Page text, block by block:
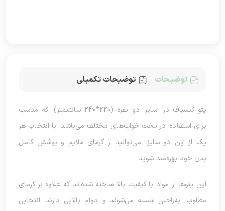
توضیحات توضیحات تکمیلی
پتو گیسباف در سایز دو نفره (220*240 سانتیمتر) که مناسب
برای استفاده در تخت خواب‌های مختلف می‌باشد. با انتخاب هر
یک از این دو سایز، می‌توانید از گرمای ملایم و پوشش کامل
بدن خود بهره‌مند شوید.
این پتوها از مواد با کیفیت بالا ساخته شده‌اند که علاوه بر گرمای
مطلوب، به‌راحتی شسته می‌شوند و دوام بالایی دارند. انتخابی